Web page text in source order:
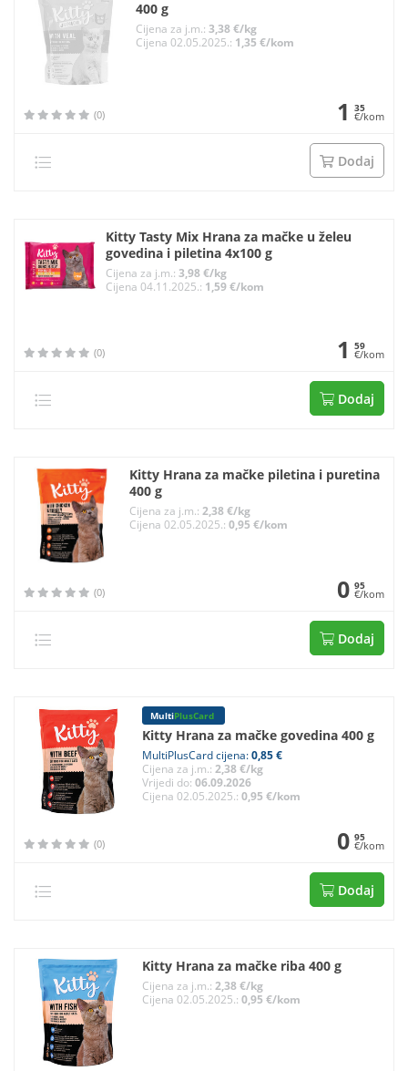
400 g
Cijena za j.m.: 3,38 €/kg
Cijena 02.05.2025.: 1,35 €/kom
(0) 1 35
€/kom
Dodaj
Kitty Tasty Mix Hrana za mačke u želeu
govedina i piletina 4x100 g
Cijena za j.m.:3,98 €/kg
Cijena 04.11.2025.: 1,59 €/kom
(0) 1 59
€/kom
Dodaj
Kitty Hrana za mačke piletina i puretina
400 g
Cijena za j.m.:2,38 €/kg
Cijena 02.05.2025.:0,95 €/kom
(0) 0 95
€/kom
Dodaj
MultiPlusCard
Kitty Hrana za mačke govedina 400 g
MultiPlusCard cijena:0,85 €
Cijena za j.m.: 2,38 €/kg
Vrijedi do: 06.09.2026
Cijena 02.05.2025.: 0,95 €/kom
(0) 0 95
€/kom
Dodaj
Kitty Hrana za mačke riba 400 g
Cijena za j.m.: 2,38 €/kg
Cijena 02.05.2025.: 0,95 €/kom